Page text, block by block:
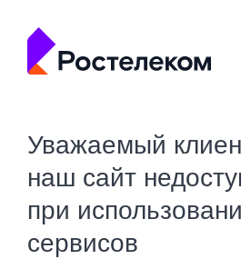
Уважаемый
наш сайт
при
сервисов